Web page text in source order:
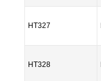
HT327
HT328